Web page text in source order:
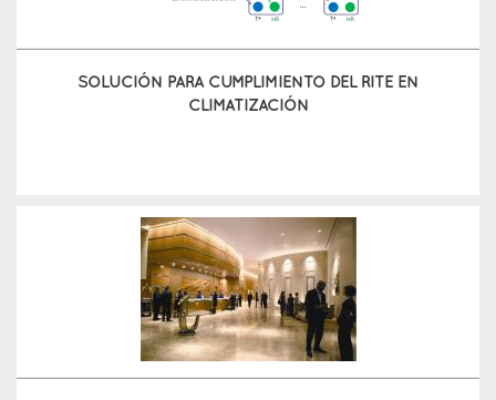
SOLUCIÓN PARA CUMPLIMIENTO DEL RITE EN
CLIMATIZACIÓN